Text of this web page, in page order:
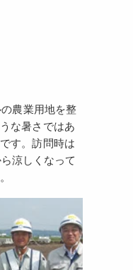
農業用地を整
な暑さではあ
す。訪問時は
涼しくなって